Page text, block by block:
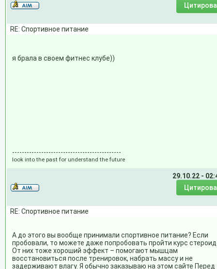
RE: Спортивное питание
я брала в своем фитнес клубе))
---------------------------------------------
look into the past for understand the future
29.10.22 -
RE: Спортивное питание
А до этого вы вообще принимали спортивное питание? Если
пробовали, то можете даже попробовать пройти курс
От них тоже хороший эффект – помогают мышцам
восстановиться после тренировок, набрать массу и не
задерживают влагу. Я обычно заказываю на этом сайте Перед